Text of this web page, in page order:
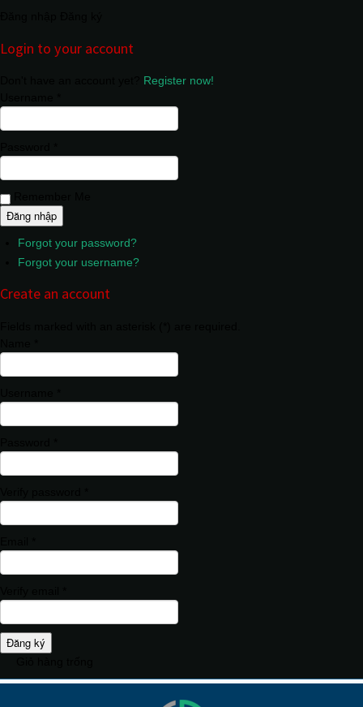
Login to your account
Register now!
Forgot your password?
Forgot your username?
Create an account
Đăng ký